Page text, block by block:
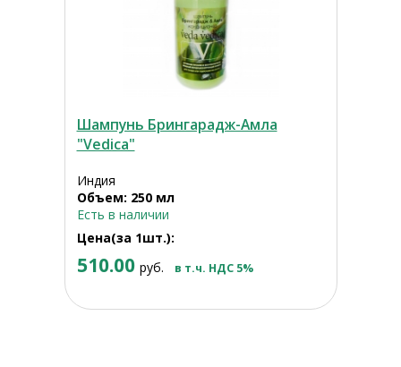
Шампунь Брингарадж-Амла
"Vedica"
Индия
Объем: 250 мл
Есть в наличии
Цена(за 1шт.):
510.00 руб. в т.ч. НДС 5%